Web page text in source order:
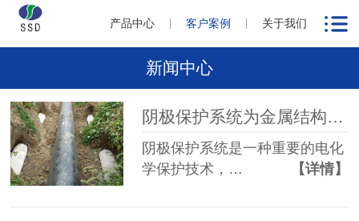
产品中心 客户案例 关于我们
新闻中心
阴极保护系统为金属结构物提供的保护
阴极保护系统是一种重要的电化
学保护技术，…
【详情】